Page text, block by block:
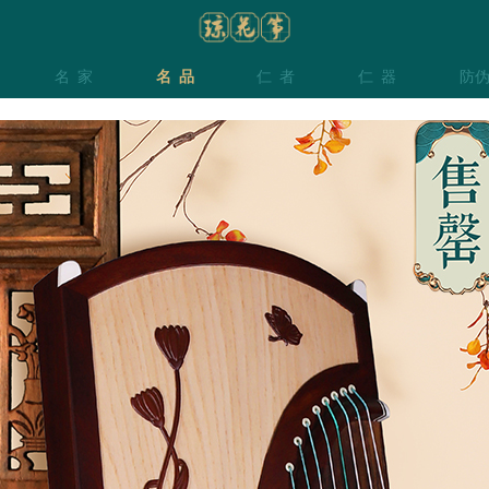
名家 名品 仁者 仁器 防